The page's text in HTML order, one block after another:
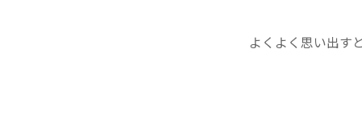
よくよく思い出す